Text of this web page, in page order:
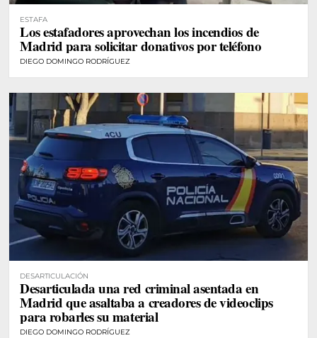
ESTAFA
Los estafadores aprovechan los incendios de
Madrid para solicitar donativos por teléfono
DIEGO DOMINGO RODRÍGUEZ
DESARTICULACIÓN
Desarticulada una red criminal asentada en
Madrid que asaltaba a creadores de videoclips
para robarles su material
DIEGO DOMINGO RODRÍGUEZ